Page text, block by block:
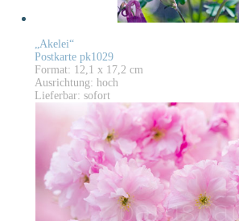
„Akelei“
Postkarte pk1029
Format: 12,1 x 17,2 cm
Ausrichtung: hoch
Lieferbar: sofort